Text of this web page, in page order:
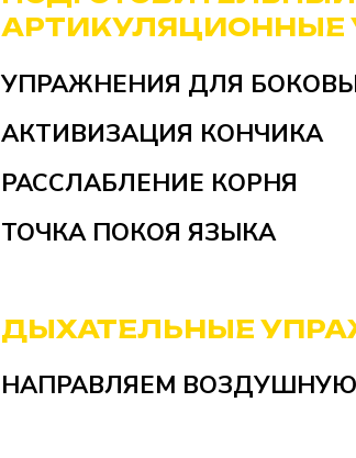
НАПРАВЛЯЕМ
ДЫХАТЕЛЬНЫЕ
ТОЧКА ПОКОЯ ЯЗЫКА
РАССЛАБЛЕНИЕ КОРНЯ
АКТИВИЗАЦИЯ КОНЧИКА
УПРАЖНЕНИЯ ДЛЯ
АРТИКУЛЯЦИОННЫЕ